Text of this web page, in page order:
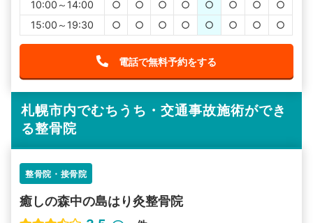
10:00～14:00
○ ○ ○ ○ ○ ○ ○
○
15:00～19:30
○ ○ ○ ○ ○ ○ ○ ○
電話で無料予約をする
札幌市内でむちうち・交通事故施術ができ
る整骨院
整骨院・接骨院
癒しの森中の島はり灸整骨院